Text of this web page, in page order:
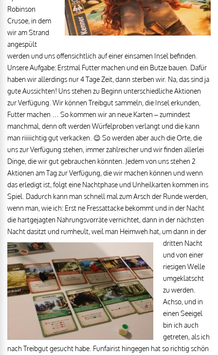
Robinson
Crusoe, in dem
wir am Strand
angespült
werden und uns offensichtlich auf einer einsamen Insel befinden.
Unsere Aufgabe: Erstmal Futter machen und ein Butze bauen. Dafür
haben wir allerdings nur 4 Tage Zeit, dann sterben wir. Na, das sind ja
gute Aussichten! Uns stehen zu Beginn unterschiedliche Aktionen
zur Verfügung. Wir können Treibgut sammeln, die Insel erkunden,
Futter machen … So kommen wir an neue Karten – zumindest
manchmal, denn oft werden Würfelproben verlangt und die kann
man riiiiichtig gut verkacken. 😉 So werden aber auch die Orte, die
uns zur Verfügung stehen, immer zahlreicher und wir finden allerlei
Dinge, die wir gut gebrauchen könnten. Jedem von uns stehen 2
Aktionen am Tag zur Verfügung, die wir machen können und wenn
das erledigt ist, folgt eine Nachtphase und Unheilkarten kommen ins
Spiel. Dadurch kann man schnell mal zum Arsch der Runde werden,
wenn man, wie ich: Erst ne Fressattacke bekommt und in der Nacht
die hartgejagten Nahrungsvorräte vernichtet, dann in der nächsten
Nacht dasitzt und rumheult, weil man Heimweh hat, um dann in der
dritten Nacht
und von einer
riesigen Welle
umgeklatscht
zu werden.
Achso, und in
einen Seeigel
bin ich auch
getreten, als ich
nach Treibgut gesucht habe. Funfairist hingegen hat so richtig schön